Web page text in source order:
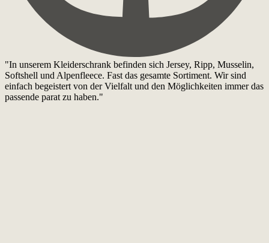
"In unserem Kleiderschrank befinden sich Jersey, Ripp, Musselin,
Softshell und Alpenfleece. Fast das gesamte Sortiment. Wir sind
einfach begeistert von der Vielfalt und den Möglichkeiten immer das
passende parat zu haben."